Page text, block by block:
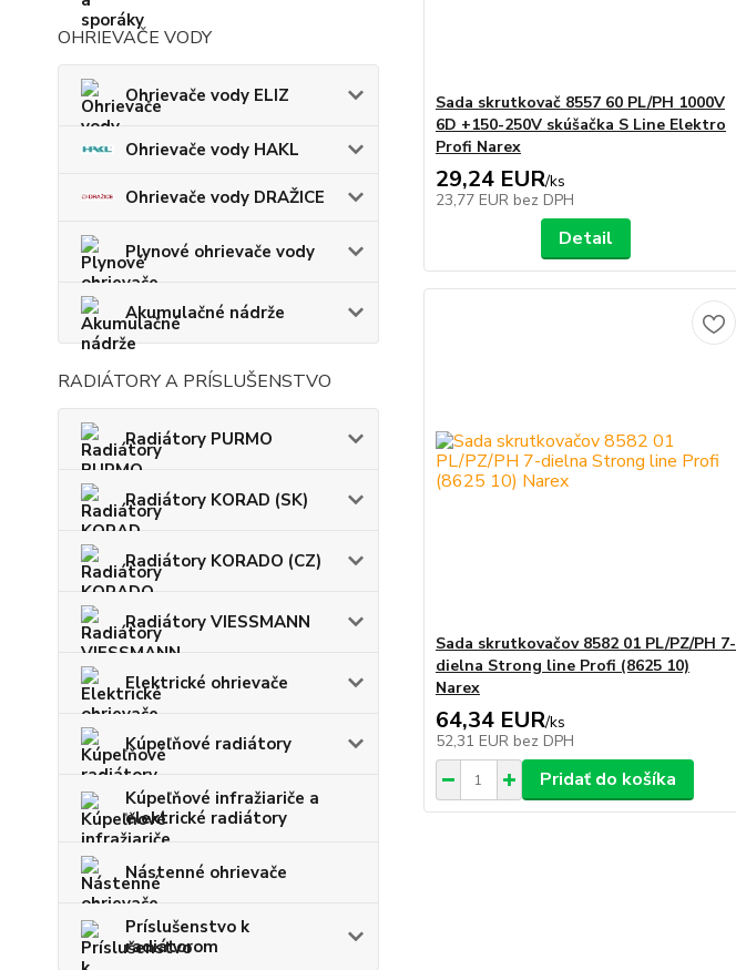
OHRIEVAČE VODY
Ohrievače vody ELIZ
Ohrievače vody HAKL
Ohrievače vody DRAŽICE
Plynové ohrievače vody
Akumulačné nádrže
RADIÁTORY A PRÍSLUŠENSTVO
Radiátory PURMO
Radiátory KORAD (SK)
Radiátory KORADO (CZ)
Radiátory VIESSMANN
Elektrické ohrievače
Kúpeľňové radiátory
Kúpeľňové infražiariče a
elektrické radiátory
Nástenné ohrievače
Príslušenstvo k
radiátorom
Sada skrutkovač 8557 60 PL/PH 1000V
6D +150-250V skúšačka S Line Elektro
Profi Narex
29,24 EUR/ks
23,77 EUR bez DPH
Detail
Sada skrutkovačov 8582 01 PL/PZ/PH 7-
dielna Strong line Profi (8625 10)
Narex
64,34 EUR/ks
52,31 EUR bez DPH
Pridať do košíka